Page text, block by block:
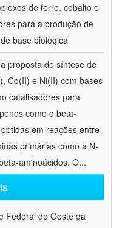
de ferro, cobalto e
para a produção de
base biológica
proposta de síntese de
Co(II) e Ni(II) com bases
catalisadores para
como o beta-
em reações entre
primárias como a N-
aminoácidos. O...
Federal do Oeste da